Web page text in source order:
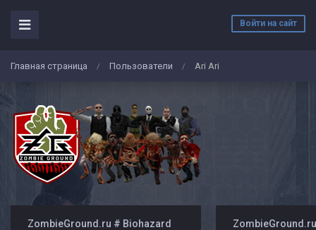
Войти на сайт
Главная страница / Пользователи / Ari Ari
️ ZombieGround.ru # Biohazard